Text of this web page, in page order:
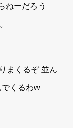
ねーだろう
まくるぞ 並ん
くるわw